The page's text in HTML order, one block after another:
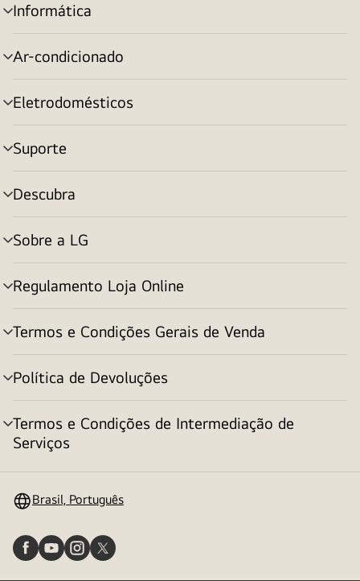
Informática
alternar
menu
Ar-condicionado
alternar
menu
Eletrodomésticos
alternar
menu
Suporte
alternar
menu
Descubra
alternar
menu
Sobre a LG
alternar
menu
Regulamento Loja Online
alternar
menu
Termos e Condições Gerais de Venda
alternar
menu
Política de Devoluções
alternar
menu
Termos e Condições de Intermediação de
Serviços
alternar
Brasil, Português